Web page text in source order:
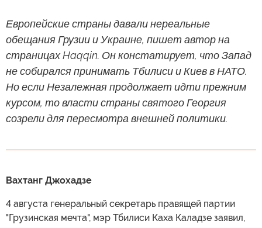
Европейские страны давали нереальные
обещания Грузии и Украине, пишет автор на
страницах Haqqin. Он констатирует, что Запад
не собирался принимать Тбилиси и Киев в НАТО.
Но если Незалежная продолжает идти прежним
курсом, то власти страны святого Георгия
созрели для пересмотра внешней политики.
Вахтанг Джохадзе
4 августа генеральный секретарь правящей партии
"Грузинская мечта", мэр Тбилиси Каха Каладзе заявил,